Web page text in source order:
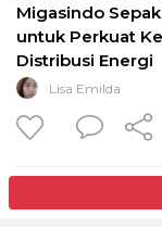
Migasindo
untuk Perkuat
Distribusi Energi
Lisa Emilda